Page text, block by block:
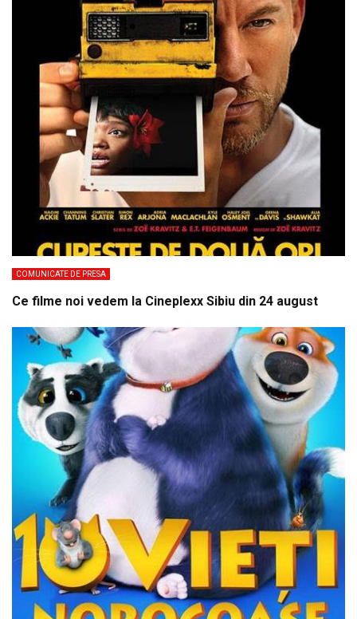
COMUNICATE DE PRESA
Ce filme noi vedem la Cineplexx Sibiu din 24 august